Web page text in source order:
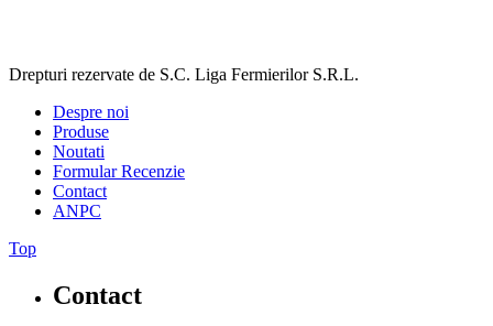
Drepturi rezervate de S.C. Liga Fermierilor S.R.L.
Despre noi
Produse
Noutati
Formular Recenzie
Contact
ANPC
Top
Contact